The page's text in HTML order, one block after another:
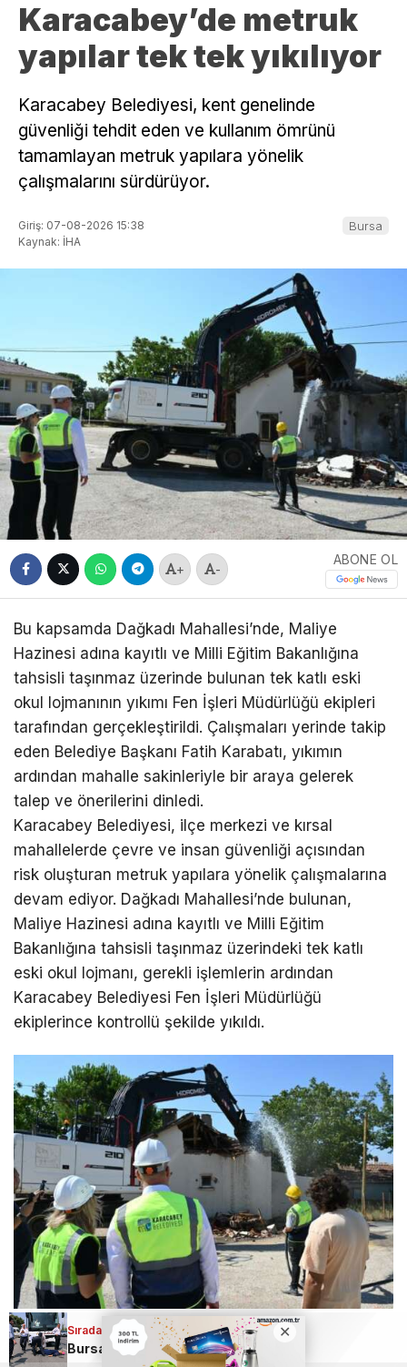
Karacabey’de metruk
yapılar tek tek yıkılıyor
Karacabey Belediyesi, kent genelinde
güvenliği tehdit eden ve kullanım ömrünü
tamamlayan metruk yapılara yönelik
çalışmalarını sürdürüyor.
Giriş: 07-08-2026 15:38
Kaynak: İHA
Bursa
+ -
ABONE OL
Bu kapsamda Dağkadı Mahallesi’nde, Maliye
Hazinesi adına kayıtlı ve Milli Eğitim Bakanlığına
tahsisli taşınmaz üzerinde bulunan tek katlı eski
okul lojmanının yıkımı Fen İşleri Müdürlüğü ekipleri
tarafından gerçekleştirildi. Çalışmaları yerinde takip
eden Belediye Başkanı Fatih Karabatı, yıkımın
ardından mahalle sakinleriyle bir araya gelerek
talep ve önerilerini dinledi.
Karacabey Belediyesi, ilçe merkezi ve kırsal
mahallelerde çevre ve insan güvenliği açısından
risk oluşturan metruk yapılara yönelik çalışmalarına
devam ediyor. Dağkadı Mahallesi’nde bulunan,
Maliye Hazinesi adına kayıtlı ve Milli Eğitim
Bakanlığına tahsisli taşınmaz üzerindeki tek katlı
eski okul lojmanı, gerekli işlemlerin ardından
Karacabey Belediyesi Fen İşleri Müdürlüğü
ekiplerince kontrollü şekilde yıkıldı.
Ekipler güvenlik önlemleri altında çalıştı
Uzun süredir kullanılmayan ve metruk durumda
Sıradaki Haber